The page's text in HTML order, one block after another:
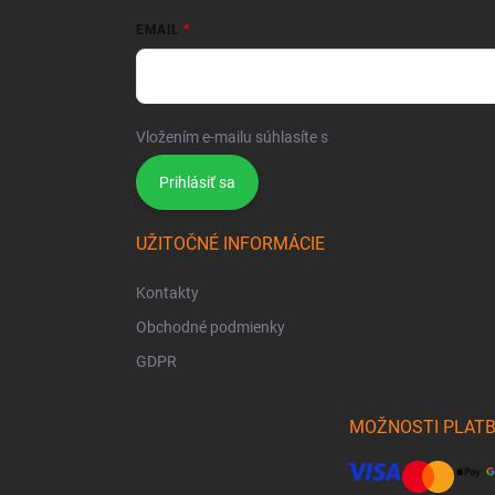
EMAIL
Vložením e-mailu súhlasíte s
Prihlásiť sa
UŽITOČNÉ INFORMÁCIE
Kontakty
Obchodné podmienky
GDPR
MOŽNOSTI